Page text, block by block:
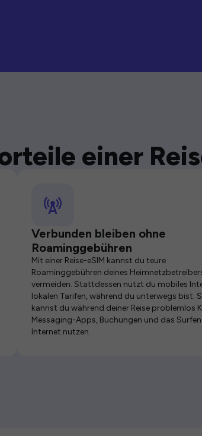
einer
Verbunden bleiben ohne
Roaminggebühren
Mit einer Reise-eSIM kannst du teure
Roaminggebühren deines
vermeiden. Stattdessen nutzt du mobiles
lokalen Tarifen, während du unterwegs bist.
kannst du während deiner Reise problemlos
Messaging-Apps, Buchungen und das
Internet nutzen.